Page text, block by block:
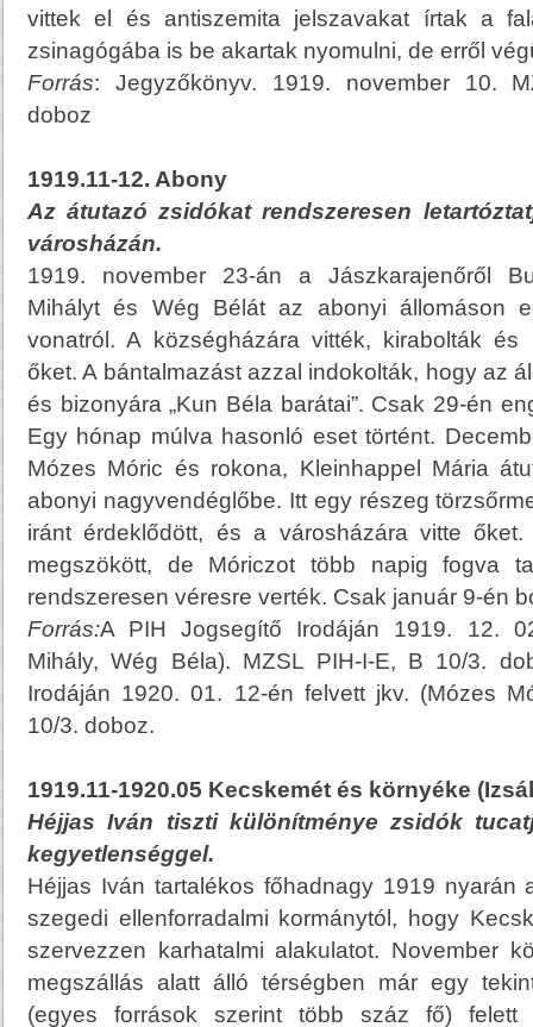
vittek el és antiszemita jelszavakat írtak a
zsinagógába is be akartak nyomulni, de erről
Forrás: Jegyzőkönyv. 1919. november 10.
doboz
1919.11-12. Abony
Az átutazó zsidókat rendszeresen
városházán.
1919. november 23-án a Jászkarajenőről
Mihályt és Wég Bélát az abonyi állomáson
vonatról. A községházára vitték, kirabolták és
őket. A bántalmazást azzal indokolták, hogy az
és bizonyára „Kun Béla barátai”. Csak 29-én
Egy hónap múlva hasonló eset történt.
Mózes Móric és rokona, Kleinhappel Mária
abonyi nagyvendéglőbe. Itt egy részeg
iránt érdeklődött, és a városházára vitte őket.
megszökött, de Móriczot több napig fogva
rendszeresen véresre verték. Csak január 9-én
Forrás:A PIH Jogsegítő Irodáján 1919. 12.
Mihály, Wég Béla). MZSL PIH-I-E, B 10/3.
Irodáján 1920. 01. 12-én felvett jkv. (Mózes
10/3. doboz.
1919.11-1920.05 Kecskemét és környéke
Héjjas Iván tiszti különítménye zsidók
kegyetlenséggel.
Héjjas Iván tartalékos főhadnagy 1919 nyarán
szegedi ellenforradalmi kormánytól, hogy
szervezzen karhatalmi alakulatot. November
megszállás alatt álló térségben már egy
(egyes források szerint több száz fő) felett